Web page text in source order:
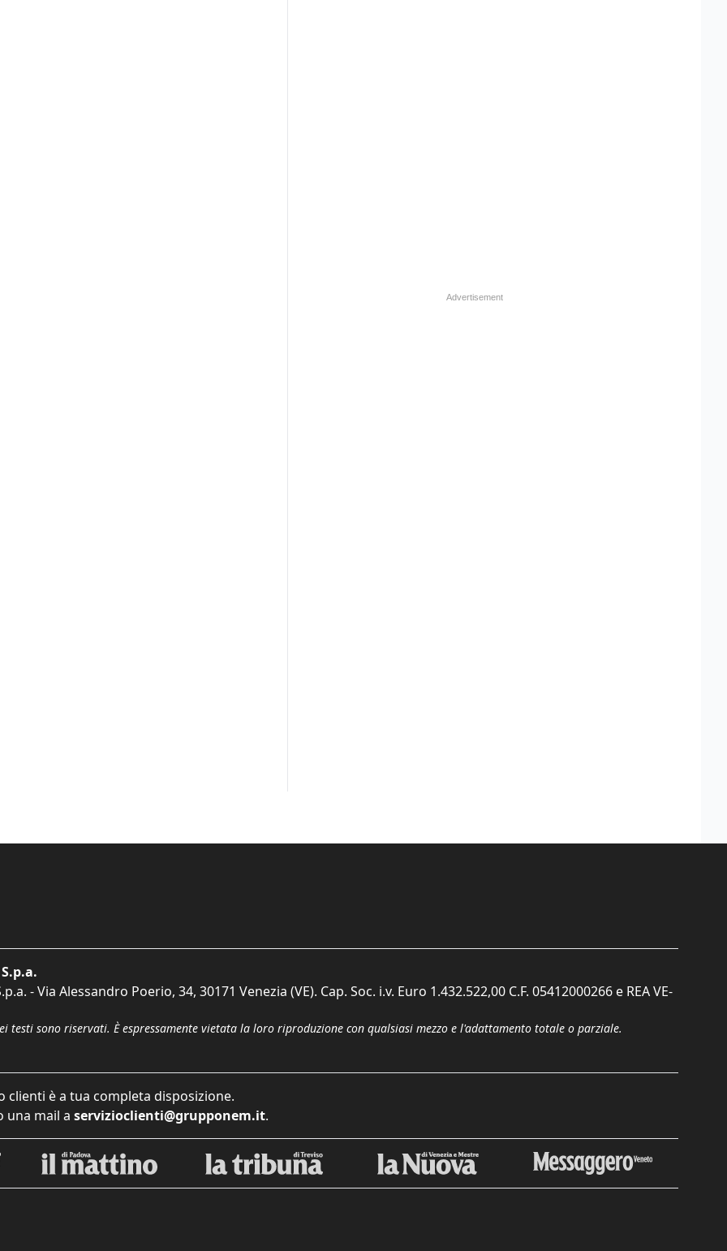
- Via Alessandro Poerio, 34, 30171 Venezia (VE). Cap. Soc. i.v. Euro 1.432.522,00 C.F. 05412000266 e REA VE-
testi sono riservati. È espressamente vietata la loro riproduzione con qualsiasi mezzo e l'adattamento totale o parziale.
clienti è a tua completa disposizione.
una mail a servizioclienti@grupponem.it.